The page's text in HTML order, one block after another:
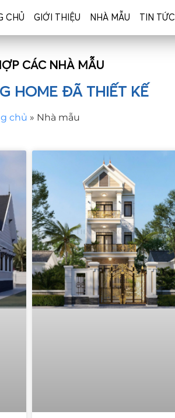
CHỦ GIỚI THIỆU NHÀ MẪU TIN TỨC
CÁC NHÀ MẪU
HOME ĐÃ THIẾT KẾ
chủ » Nhà mẫu